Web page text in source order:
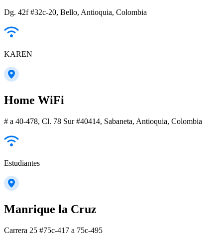
Dg. 42f #32c-20, Bello, Antioquia, Colombia
KAREN
Home WiFi
# a 40-478, Cl. 78 Sur #40414, Sabaneta, Antioquia, Colombia
Estudiantes
Manrique la Cruz
Carrera 25 #75c-417 a 75c-495